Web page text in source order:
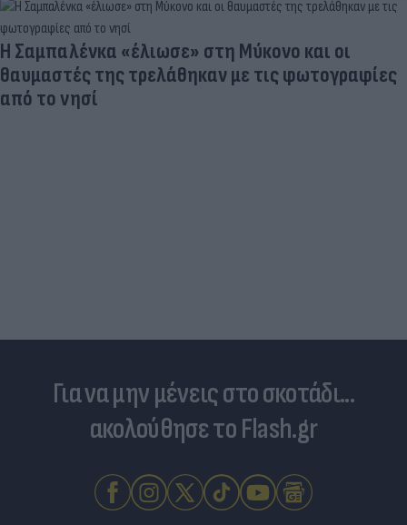
Η Σαμπαλένκα «έλιωσε» στη Μύκονο και οι
θαυμαστές της τρελάθηκαν με τις φωτογραφίες
από το νησί
Για να μην μένεις στο σκοτάδι...
ακολούθησε το Flash.gr